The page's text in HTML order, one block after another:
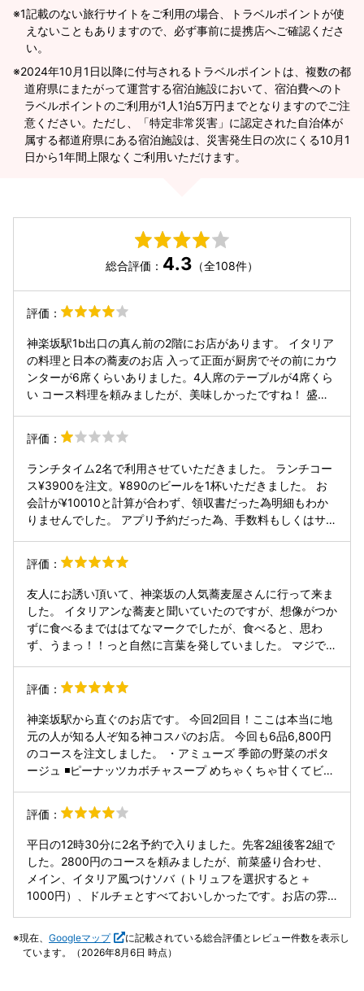
※1記載のない旅行サイトをご利用の場合、トラベルポイントが使
えないこともありますので、必ず事前に提携店へご確認くださ
い。
2024年10月1日以降に付与されるトラベルポイントは、複数の都
道府県にまたがって運営する宿泊施設において、宿泊費へのト
ラベルポイントのご利用が1人1泊5万円までとなりますのでご注
意ください。ただし、「特定非常災害」に認定された自治体が
属する都道府県にある宿泊施設は、災害発生日の次にくる10月1
日から1年間上限なくご利用いただけます。
総合評価： 4.3 （全108件）
評価：
神楽坂駅1b出口の真ん前の2階にお店があります。 イタリア
の料理と日本の蕎麦のお店 入って正面が厨房でその前にカウ
ンターが6席くらいありました。4人席のテーブルが4席くら
い コース料理を頼みましたが、美味しかったですね！ 盛り
ですね。人参嫌いな人でも食べられそうですね。お皿食器類
は京都の有名な方のものだそうです。 前菜の皿の上にスープ
も一口サイズですがありました。蟹味噌にいくらが乗ってる
料理もとても美味しかったですね。蟹味噌は臭みはなくいく
らと一緒に口に運ぶと口の中で、それぞれが旨みを合わせて
さらに美味しく感じました。 蕎麦は漬けるだし汁が4種類か
ら選べます。 イタリアンから蕎麦は不思議に合いますね！
評価：
ランチタイム2名で利用させていただきました。 ランチコー
ス¥3900を注文。¥890のビールを1杯いただきました。 お
会計が¥10010と計算が合わず、領収書だった為明細もわか
りませんでした。 アプリ予約だった為、手数料もしくはサー
コミ返信でいいので説明していただきたいところです。
評価：
友人にお誘い頂いて、神楽坂の人気蕎麦屋さんに行って来ま
した。 イタリアンな蕎麦と聞いていたのですが、想像がつか
ずに食べるまでははてなマークでしたが、食べると、思わ
ず、うまっ！！っと自然に言葉を発していました。 マジで美
中で美味しさを表現している感じ。見た目はシンプルだけ
ど、かなり計算されてるのでは？ 噂はホントでしたねー！長
野からわざわざ来た甲斐がありました。隣の人が食べてたト
リュフも気になる。次回はケチらずにトリュフ食べに来ま
す。
評価：
神楽坂駅から直ぐのお店です。 今回2回目！ここは本当に地
元の人が知る人ぞ知る神コスパのお店。 今回も6品6,800円
のコースを注文しました。 ・アミューズ 季節の野菜のポタ
ージュ ◾️ピーナッツカボチャスープ めちゃくちゃ甘くてビッ
にしん酢漬け ◾️クミンのキャロットラペ ◾️豚肉のパテドカン
パーニュ ◾️牛蒡のきんぴら ◾️ブラータチーズとトマト ◾️レン
ズ豆とクリームチーズの最中 個人的には、豚肉のパテドカン
パーニュが気に入りました！塊で持って帰りたいぐらいでし
た。またキャロットラペがクミンとの相性がとても良く、気
に入りました。 ・温菜 ◾️ずわい蟹の甲羅焼き 雲丹といくら
をのせて 見た目からインパクトがあり、更にずわい蟹と雲丹
た。蟹が香ばしく、器も美しかったです。 ・メインディッシ
ュ ◾️牛頰肉を赤ワインで柔らかく煮込んだ チーズたっぷりラ
評価：
平日の12時30分に2名予約で入りました。先客2組後客2組で
した。2800円のコースを頼みましたが、前菜盛り合わせ、
メイン、イタリア風つけソバ（トリュフを選択すると＋
1000円）、ドルチェとすべておいしかったです。お店の雰
装も清廉な感じでよかったです。
現在、 Googleマップ
に記載されている総合評価とレビュー件数を表示し
ています。（2026年8月6日 時点）